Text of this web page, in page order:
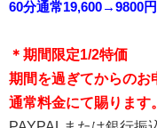
60分通常19,600→9800円
＊期間限定1/2特価
期間を過ぎてからのお
通常料金にて賜ります